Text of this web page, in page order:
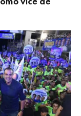
vice de